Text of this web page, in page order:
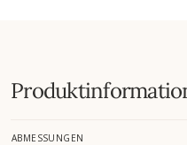
ABMESSUNGEN